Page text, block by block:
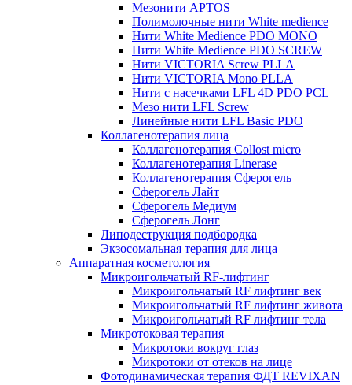
Мезонити APTOS
Полимолочные нити White medience
Нити White Medience PDO MONO
Нити White Medience PDO SCREW
Нити VICTORIA Screw PLLA
Нити VICTORIA Mono PLLA
Нити с насечками LFL 4D PDO PCL
Мезо нити LFL Screw
Линейные нити LFL Basic PDO
Коллагенотерапия лица
Коллагенотерапия Collost micro
Коллагенотерапия Linerase
Коллагенотерапия Сферогель
Сферогель Лайт
Сферогель Медиум
Сферогель Лонг
Липодеструкция подбородка
Экзосомальная терапия для лица
Аппаратная косметология
Микроигольчатый RF-лифтинг
Микроигольчатый RF лифтинг век
Микроигольчатый RF лифтинг живота
Микроигольчатый RF лифтинг тела
Микротоковая терапия
Микротоки вокруг глаз
Микротоки от отеков на лице
Фотодинамическая терапия ФДТ REVIXAN